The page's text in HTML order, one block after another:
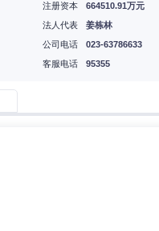
注册资本
664510.91万元
法人代表
姜栋林
公司电话
023-63786633
客服电话
95355